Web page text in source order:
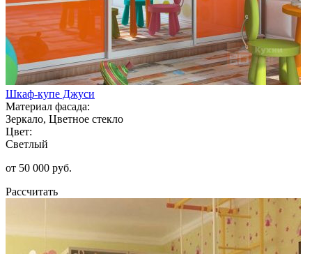
Шкаф-купе Джуси
Материал фасада:
Зеркало, Цветное стекло
Цвет:
Светлый
от 50 000 руб.
Рассчитать